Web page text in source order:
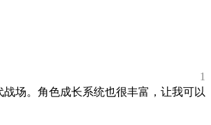
1
场。角色成长系统也很丰富，让我可以